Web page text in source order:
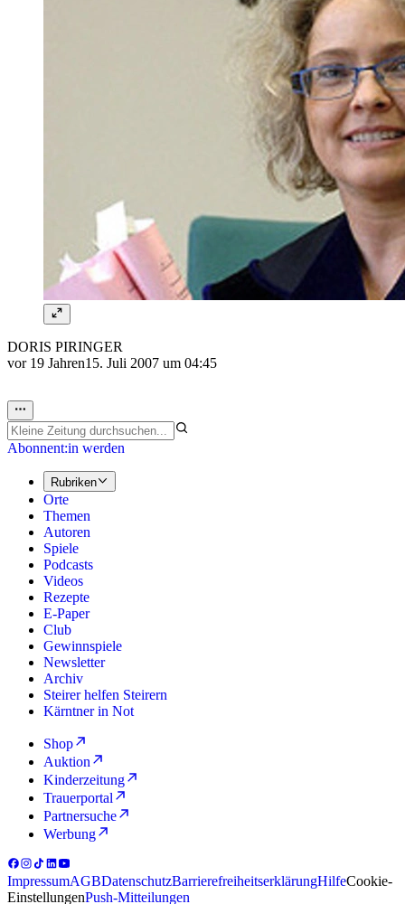
DORIS PIRINGER
vor 19 Jahren15. Juli 2007 um 04:45
Abonnent:in werden
Rubriken
Orte
Themen
Autoren
Spiele
Podcasts
Videos
Rezepte
E-Paper
Club
Gewinnspiele
Newsletter
Archiv
Steirer helfen Steirern
Kärntner in Not
Shop
Auktion
Kinderzeitung
Trauerportal
Partnersuche
Werbung
ImpressumAGBDatenschutzBarrierefreiheitserklärungHilfeCookie-
EinstellungenPush-Mitteilungen